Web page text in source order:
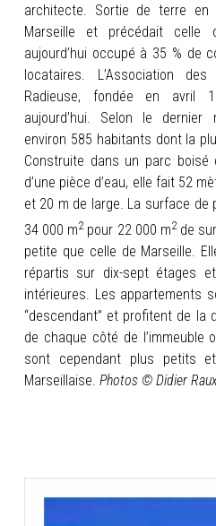
architecte. Sortie de terre en
Marseille et précédait celle
aujourd’hui occupé à 35 % de
locataires. L’Association
Radieuse, fondée en avril
aujourd’hui. Selon le dernier
environ 585 habitants dont la
Construite dans un parc
d’une pièce d’eau, elle fait 52
et 20 m de large. La surface de
34 000 m2pour 22 000 m2de
petite que celle de Marseille.
répartis sur dix-sept étages
intérieures. Les appartements
“descendant” et profitent de la
de chaque côté de l’immeuble
sont cependant plus petits
Marseillaise. Photos © Didier